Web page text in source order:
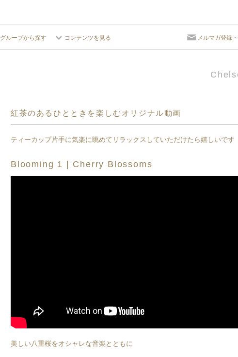
グループから探す コンテンツを見る メルマガ登録
紅茶のあるひとときを楽しむオリジナル動画
ティーカップ片手に気楽に眺めてリラックスしていただけたら嬉しいです
Blooming 1 | Cherry Blossoms
美しい八重桜をオシャレな音楽とともに